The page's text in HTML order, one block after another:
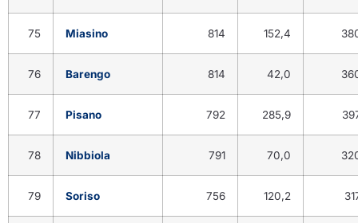
75 Miasino 814 152,4
76 Barengo 814 42,0
77 Pisano 792 285,9
78 Nibbiola 791 70,0
79 Soriso 756 120,2